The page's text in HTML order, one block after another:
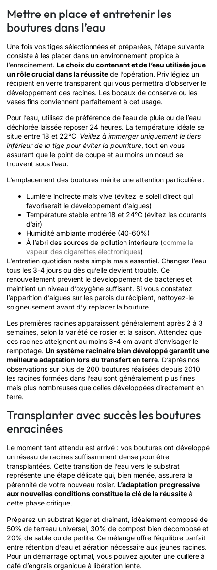
Mettre en place et entretenir les
boutures dans l’eau
Une fois vos tiges sélectionnées et préparées, l’étape suivante
consiste à les placer dans un environnement propice à
l’enracinement. Le choix du contenant et de l’eau utilisée joue
un rôle crucial dans la réussite de l’opération. Privilégiez un
récipient en verre transparent qui vous permettra d’observer le
développement des racines. Les bocaux de conserve ou les
vases fins conviennent parfaitement à cet usage.
Pour l’eau, utilisez de préférence de l’eau de pluie ou de l’eau
déchlorée laissée reposer 24 heures. La température idéale se
situe entre 18 et 22°C. Veillez à immerger uniquement le tiers
inférieur de la tige pour éviter la pourriture, tout en vous
assurant que le point de coupe et au moins un nœud se
trouvent sous l’eau.
L’emplacement des boutures mérite une attention particulière :
Lumière indirecte mais vive (évitez le soleil direct qui
favoriserait le développement d’algues)
Température stable entre 18 et 24°C (évitez les courants
d’air)
Humidité ambiante modérée (40-60%)
À l’abri des sources de pollution intérieure (comme la
vapeur des cigarettes électroniques)
L’entretien quotidien reste simple mais essentiel. Changez l’eau
tous les 3-4 jours ou dès qu’elle devient trouble. Ce
renouvellement prévient le développement de bactéries et
maintient un niveau d’oxygène suffisant. Si vous constatez
l’apparition d’algues sur les parois du récipient, nettoyez-le
soigneusement avant d’y replacer la bouture.
Les premières racines apparaissent généralement après 2 à 3
semaines, selon la variété de rosier et la saison. Attendez que
ces racines atteignent au moins 3-4 cm avant d’envisager le
rempotage. Un système racinaire bien développé garantit une
meilleure adaptation lors du transfert en terre. D’après nos
observations sur plus de 200 boutures réalisées depuis 2010,
les racines formées dans l’eau sont généralement plus fines
mais plus nombreuses que celles développées directement en
terre.
Transplanter avec succès les boutures
enracinées
Le moment tant attendu est arrivé : vos boutures ont développé
un réseau de racines suffisamment dense pour être
transplantées. Cette transition de l’eau vers le substrat
représente une étape délicate qui, bien menée, assurera la
pérennité de votre nouveau rosier. L’adaptation progressive
aux nouvelles conditions constitue la clé de la réussite à
cette phase critique.
Préparez un substrat léger et drainant, idéalement composé de
50% de terreau universel, 30% de compost bien décomposé et
20% de sable ou de perlite. Ce mélange offre l’équilibre parfait
entre rétention d’eau et aération nécessaire aux jeunes racines.
Pour un démarrage optimal, vous pouvez ajouter une cuillère à
café d’engrais organique à libération lente.